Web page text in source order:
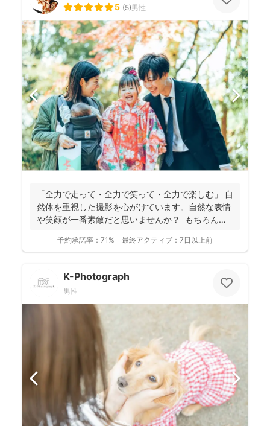
5 (5)男性
「全力で走って・全力で笑って・全力で楽しむ」 自
然体を重視した撮影を心がけています。自然な表情
や笑顔が一番素敵だと思いませんか？ もちろん、
予約承諾率： 71% 最終アクティブ： 7日以上前
K-Photograph
男性